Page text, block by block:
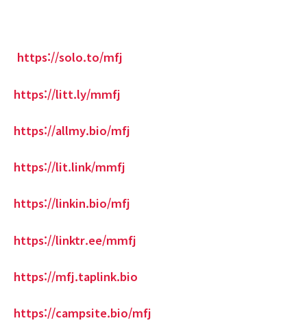
https://solo.to/mfj
https://litt.ly/mmfj
https://allmy.bio/mfj
https://lit.link/mmfj
https://linkin.bio/mfj
https://linktr.ee/mmfj
https://mfj.taplink.bio
https://campsite.bio/mfj